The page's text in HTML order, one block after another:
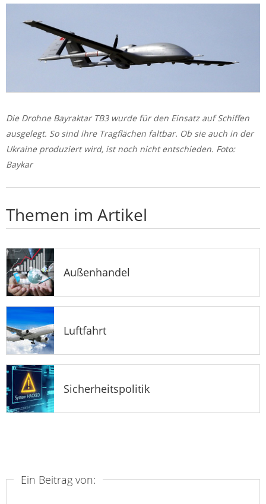
Die Drohne Bayraktar TB3 wurde für den Einsatz auf Schiffen
ausgelegt. So sind ihre Tragflächen faltbar. Ob sie auch in der
Ukraine produziert wird, ist noch nicht entschieden. Foto:
Baykar
Themen im Artikel
Außenhandel
Luftfahrt
Sicherheitspolitik
Ein Beitrag von: